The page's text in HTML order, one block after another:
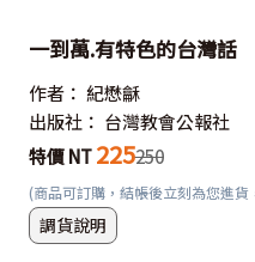
一到萬.有特色的台灣話
作者： 紀懋龢
出版社： 台灣教會公報社
特價 NT 225250
(商品可訂購，結帳後立刻為您進貨
調貨說明